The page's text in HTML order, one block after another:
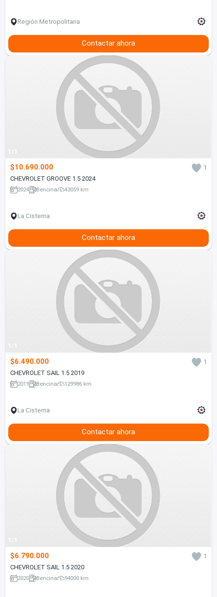
Región Metropolitana
Contactar ahora
1/1
$10.690.000
1
CHEVROLET GROOVE 1.5 2024
2024 Bencina 43059 km
La Cisterna
Contactar ahora
1/1
$6.490.000
1
CHEVROLET SAIL 1.5 2019
2019 Bencina 129986 km
La Cisterna
Contactar ahora
1/1
$6.790.000
1
CHEVROLET SAIL 1.5 2020
2020 Bencina 94000 km